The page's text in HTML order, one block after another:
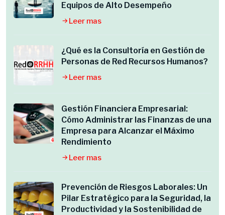
Equipos de Alto Desempeño
Leer mas
¿Qué es la Consultoría en Gestión de
Personas de Red Recursos Humanos?
Leer mas
Gestión Financiera Empresarial:
Cómo Administrar las Finanzas de una
Empresa para Alcanzar el Máximo
Rendimiento
Leer mas
Prevención de Riesgos Laborales: Un
Pilar Estratégico para la Seguridad, la
Productividad y la Sostenibilidad de